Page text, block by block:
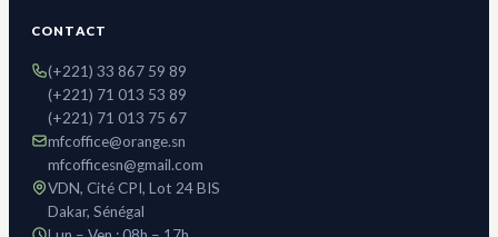
CONTACT
(+221) 33 867 59 89
(+221) 71 013 53 89
(+221) 71 013 75 67
mfcoffice@orange.sn
mfcofficesn@gmail.com
VDN, Cité CPI, Lot 24 BIS
Dakar, Sénégal